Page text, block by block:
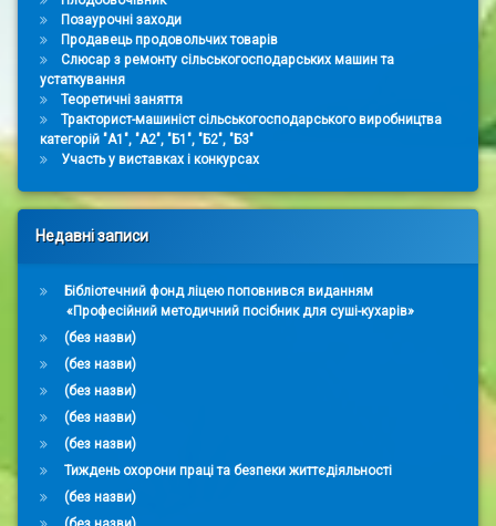
Позаурочні заходи
Продавець продовольчих товарів
Слюсар з ремонту сільськогосподарських машин та
устаткування
Теоретичні заняття
Тракторист-машиніст сільськогосподарського виробництва
категорій "А1", "А2", "Б1", "Б2", "Б3"
Участь у виставках і конкурсах
Недавні записи
Бібліотечний фонд ліцею поповнився виданням
«Професійний методичний посібник для суші-кухарів»
(без назви)
(без назви)
(без назви)
(без назви)
(без назви)
Тиждень охорони праці та безпеки життєдіяльності
(без назви)